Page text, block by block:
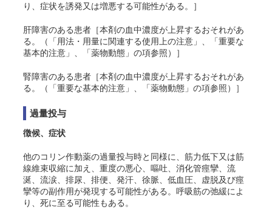
り、症状を誘発又は増悪する可能性がある。］
肝障害のある患者［本剤の血中濃度が上昇するおそれがあ
る。（「用法・用量に関連する使用上の注意」、「重要な
基本的注意」、「薬物動態」の項参照）］
腎障害のある患者［本剤の血中濃度が上昇するおそれがあ
る。（「重要な基本的注意」、「薬物動態」の項参照）］
過量投与
徴候、症状
他のコリン作動薬の過量投与時と同様に、筋力低下又は筋
線維束収縮に加え、重度の悪心、嘔吐、消化管痙攣、流
涎、流涙、排尿、排便、発汗、徐脈、低血圧、虚脱及び痙
攣等の副作用が発現する可能性がある。呼吸筋の弛緩によ
り、死に至る可能性もある。